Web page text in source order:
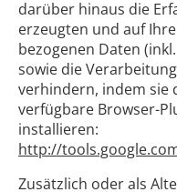
darüber hinaus die
erzeugten und auf
bezogenen Daten
sowie die
verhindern, indem sie
verfügbare Browser-
installieren:
http://
Zusätzlich oder als